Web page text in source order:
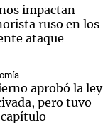
impactan
ruso en los
ataque
aprobó la ley
pero tuvo